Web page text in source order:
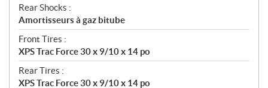
Rear Shocks :
Amortisseurs à gaz bitube
Front Tires :
XPS Trac Force 30 x 9/10 x 14 po
Rear Tires :
XPS Trac Force 30 x 9/10 x 14 po